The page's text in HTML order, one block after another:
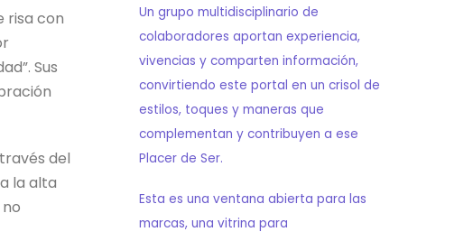
risa con
Sus
del
la alta
Un grupo multidisciplinario de
colaboradores aportan experiencia,
vivencias y comparten información,
convirtiendo este portal en un crisol de
estilos, toques y maneras que
complementan y contribuyen a ese
Placer de Ser.
Esta es una ventana abierta para las
marcas, una vitrina para